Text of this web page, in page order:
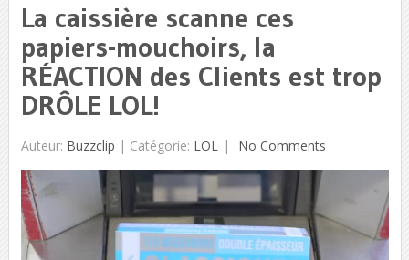
La caissière scanne ces
papiers-mouchoirs, la
RÉACTION des Clients est trop
DRÔLE LOL!
Auteur: Buzzclip | Catégorie: LOL No Comments